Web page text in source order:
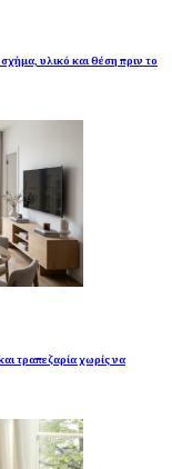
υλικό και θέση πριν το
τραπεζαρία χωρίς να